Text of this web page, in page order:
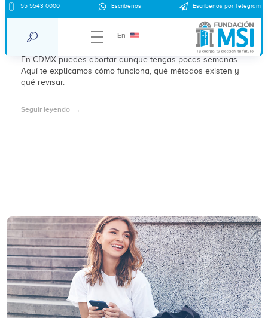
55 5543 0000 Escríbenos Escríbenos por Telegram
En
¿Puedo abortar en CDMX si tengo pocas
semanas?
En CDMX puedes abortar aunque tengas pocas semanas.
Aquí te explicamos cómo funciona, qué métodos existen y
qué revisar.
Seguir leyendo